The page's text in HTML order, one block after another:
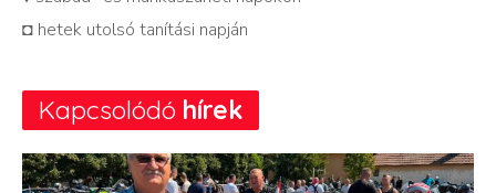
◘ hetek utolsó tanítási napján
Kapcsolódó hírek